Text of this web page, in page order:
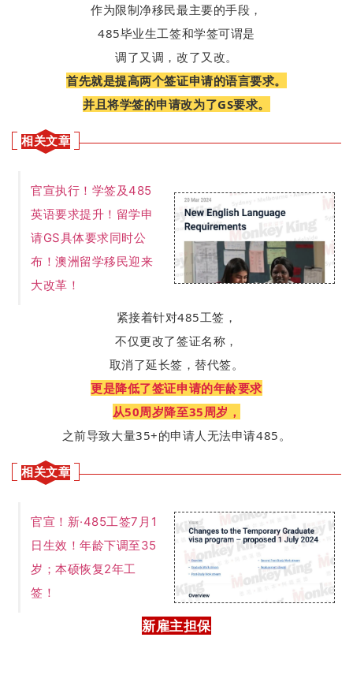
作为限制净移民最主要的手段，
485毕业生工签和学签可谓是
调了又调， 改了又改。
首先就是提高两个签证申请的语言要求。
并且将学签的申请改为了GS要求。
相关文章
官宣执行！学签及485
英语要求提升！留学申
请GS具体要求同时公
布！澳洲留学移民迎来
大改革！
紧接着针对485工签，
不仅更改了签证名称，
取消了延长签，替代签。
更是降低了签证申请的年龄要求
从50周岁降至35周岁，
之前导致大量35+的申请人无法申请485。
相关文章
官宣！新·485工签7月1
日生效！年龄下调至35
岁；本硕恢复2年工
签！
新雇主担保